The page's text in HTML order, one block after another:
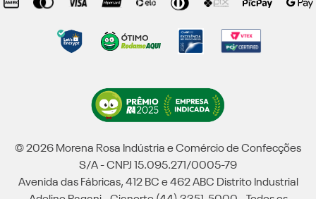
© 2026 Morena Rosa Indústria e Comércio de Confecções
S/A - CNPJ 15.095.271/0005-79
Avenida das Fábricas, 412 BC e 462 ABC Distrito Industrial